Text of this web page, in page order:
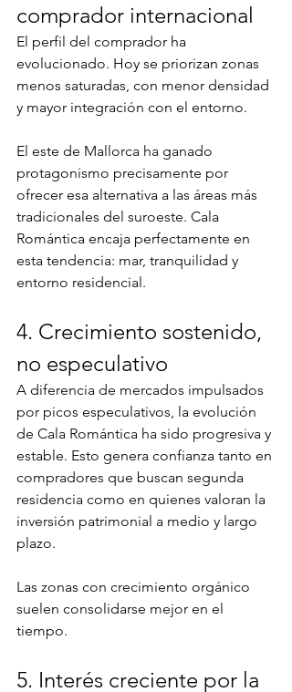
comprador internacional
El perfil del comprador ha
evolucionado. Hoy se priorizan zonas
menos saturadas, con menor densidad
y mayor integración con el entorno.
El este de Mallorca ha ganado
protagonismo precisamente por
ofrecer esa alternativa a las áreas más
tradicionales del suroeste. Cala
Romántica encaja perfectamente en
esta tendencia: mar, tranquilidad y
entorno residencial.
4. Crecimiento sostenido,
no especulativo
A diferencia de mercados impulsados
por picos especulativos, la evolución
de Cala Romántica ha sido progresiva y
estable. Esto genera confianza tanto en
compradores que buscan segunda
residencia como en quienes valoran la
inversión patrimonial a medio y largo
plazo.
Las zonas con crecimiento orgánico
suelen consolidarse mejor en el
tiempo.
5. Interés creciente por la